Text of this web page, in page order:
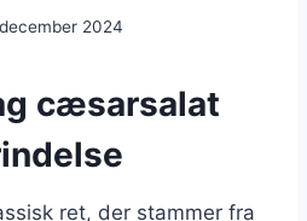
2024
cæsarsalat
ret, der stammer fra